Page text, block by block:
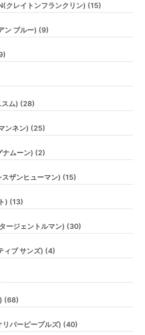
クレイトンフランクリン) (15)
ン ブルー) (9)
スム) (28)
ンネン) (25)
ナムーン) (2)
ザンヒューマン) (15)
) (13)
ージェントルマン) (30)
ィブ サンズ) (4)
(68)
リバーピープルズ) (40)